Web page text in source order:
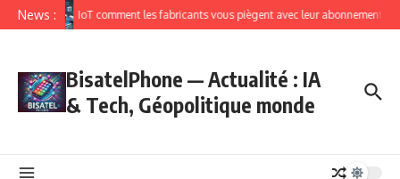
News : IoT comment les fabricants vous piègent avec leur abonnement
BisatelPhone — Actualité : IA
& Tech, Géopolitique monde